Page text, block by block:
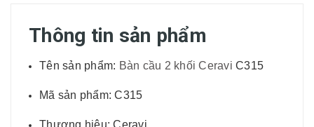
Thông tin sản phẩm
Tên sản phẩm: Bàn cầu 2 khối Ceravi C315
Mã sản phẩm: C315
Thương hiệu: Ceravi